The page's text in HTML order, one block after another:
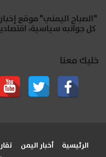
"الصباح اليمني" موقع
كل جوانبه سياسية،
خليك معنا
الرئيسية أخبار اليمن